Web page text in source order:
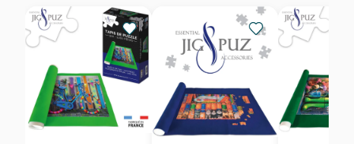
EAN 3663384906718
Nombre de pièces 500 pièces
Dimensions 48 x 34 cm